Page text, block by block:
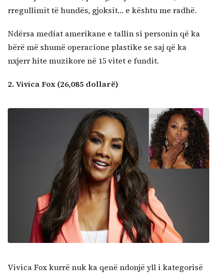
rregullimit të hundës, gjoksit… e kështu me radhë.
Ndërsa mediat amerikane e tallin si personin që ka
bërë më shumë operacione plastike se saj që ka
nxjerr hite muzikore në 15 vitet e fundit.
2. Vivica Fox (26,085 dollarë)
Vivica Fox kurrë nuk ka qenë ndonjë yll i kategorisë